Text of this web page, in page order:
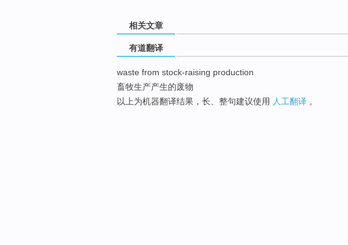
相关文章
有道翻译
waste from stock-raising production
畜牧生产产生的废物
以上为机器翻译结果，长、整句建议使用 人工翻译 。